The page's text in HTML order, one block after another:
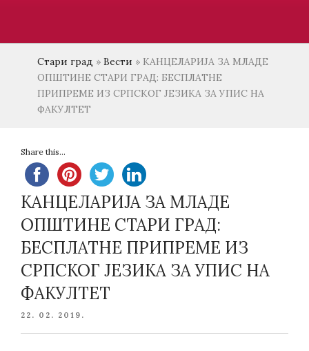
Стари град » Вести » КАНЦЕЛАРИЈА ЗА МЛАДЕ
ОПШТИНЕ СТАРИ ГРАД: БЕСПЛАТНЕ
ПРИПРЕМЕ ИЗ СРПСКОГ ЈЕЗИКА ЗА УПИС НА
ФАКУЛТЕТ
Share this...
КАНЦЕЛАРИЈА ЗА МЛАДЕ
ОПШТИНЕ СТАРИ ГРАД:
БЕСПЛАТНЕ ПРИПРЕМЕ ИЗ
СРПСКОГ ЈЕЗИКА ЗА УПИС НА
ФАКУЛТЕТ
POSTED
22. 02. 2019.